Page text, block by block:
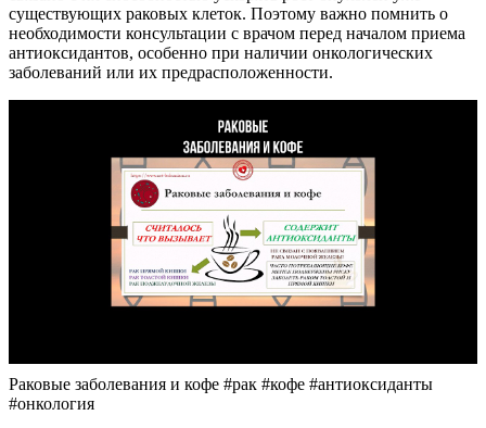
существующих раковых клеток. Поэтому важно помнить о
необходимости консультации с врачом перед началом приема
антиоксидантов, особенно при наличии онкологических
заболеваний или их предрасположенности.
Раковые заболевания и кофе #рак #кофе #антиоксиданты
#онкология